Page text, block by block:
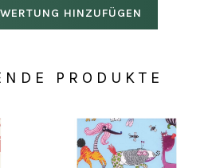
HINZUFÜGEN
PRODUKTE